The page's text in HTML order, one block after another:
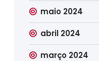
maio 2024
abril 2024
março 2024